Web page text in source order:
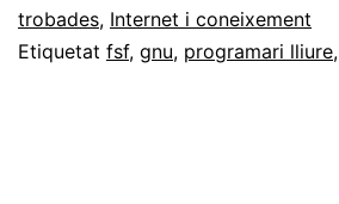
Richard
Stallman
trobades, Internet i coneixement
Etiquetat fsf, gnu, programari lliure,